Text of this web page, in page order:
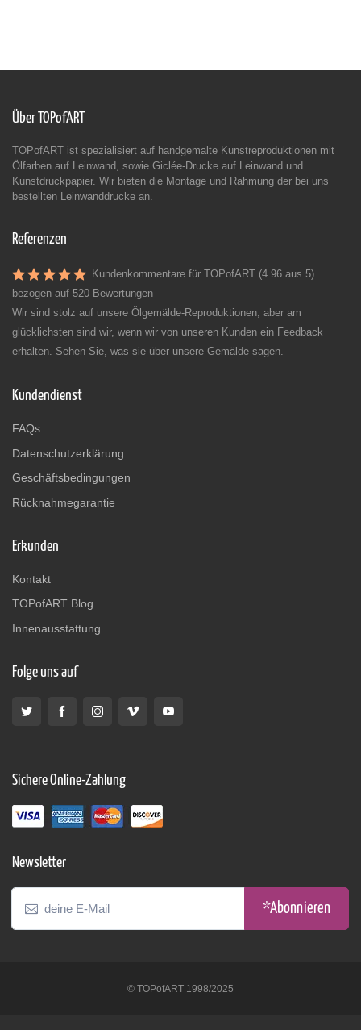
Über TOPofART
TOPofART ist spezialisiert auf handgemalte Kunstreproduktionen mit
Ölfarben auf Leinwand, sowie Giclée-Drucke auf Leinwand und
Kunstdruckpapier. Wir bieten die Montage und Rahmung der bei uns
bestellten Leinwanddrucke an.
Referenzen
Kundenkommentare für TOPofART (4.96 aus 5)
bezogen auf 520 Bewertungen
Wir sind stolz auf unsere Ölgemälde-Reproduktionen, aber am
glücklichsten sind wir, wenn wir von unseren Kunden ein Feedback
erhalten. Sehen Sie, was sie über unsere Gemälde sagen.
Kundendienst
FAQs
Datenschutzerklärung
Geschäftsbedingungen
Rücknahmegarantie
Erkunden
Kontakt
TOPofART Blog
Innenausstattung
Folge uns auf
Sichere Online-Zahlung
Newsletter
*Abonnieren
© TOPofART 1998/2025